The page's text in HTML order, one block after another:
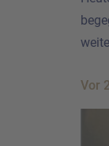
Vor